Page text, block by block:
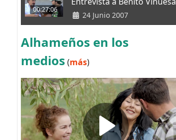
00:27:06
24 Junio 2007
Alhameños en los
medios (más)